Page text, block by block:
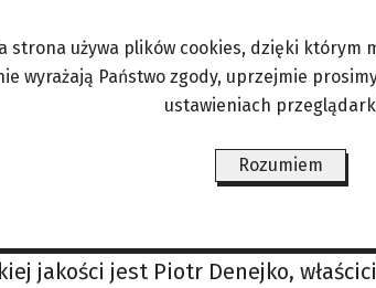
rdzennych
wulkanicznym archipelagu na
przyjaźnie trwa w swej
mówimy, że jest
Handel nimi to ciekawa i zarazem
jakości jest Piotr Denejko,
strona używa plików cookies, dzięki którym
wyrażają Państwo zgody, uprzejmie
ustawieniach
Rozumiem